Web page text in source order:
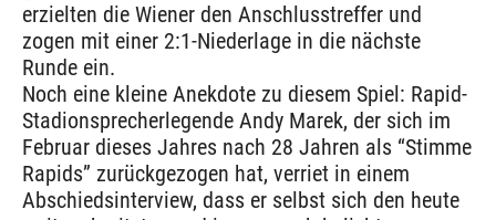
erzielten die Wiener den Anschlusstreffer und
zogen mit einer 2:1-Niederlage in die nächste
Runde ein.
Noch eine kleine Anekdote zu diesem Spiel: Rapid-
Stadionsprecherlegende Andy Marek, der sich im
Februar dieses Jahres nach 28 Jahren als “Stimme
Rapids” zurückgezogen hat, verriet in einem
Abschiedsinterview, dass er selbst sich den heute